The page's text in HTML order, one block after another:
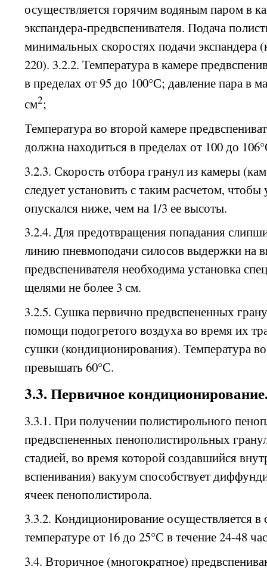
осуществляется горячим водяным паром в
экспандера-предвспенивателя. Подача
минимальных скоростях подачи экспандера
220). 3.2.2. Температура в камере
в пределах от 95 до 100°С; давление пара в
см2;
Температура во второй камере
должна находиться в пределах от 100 до
3.2.3. Скорость отбора гранул из камеры
следует установить с таким расчетом,
опускался ниже, чем на 1/3 ее высоты.
3.2.4. Для предотвращения попадания
линию пневмоподачи силосов выдержки на
предвспенивателя необходима установка
щелями не более 3 см.
3.2.5. Сушка первично предвспененных
помощи подогретого воздуха во время их
сушки (кондиционирования). Температура
превышать 60°С.
3.3. Первичное
3.3.1. При получении полистирольного
предвспененных пенополистирольных
стадией, во время которой создавшийся
вспенивания) вакуум способствует
ячеек пенополистирола.
3.3.2. Кондиционирование осуществляется
температуре от 16 до 25°С в течение 24-48
3.4. Вторичное (многократное)